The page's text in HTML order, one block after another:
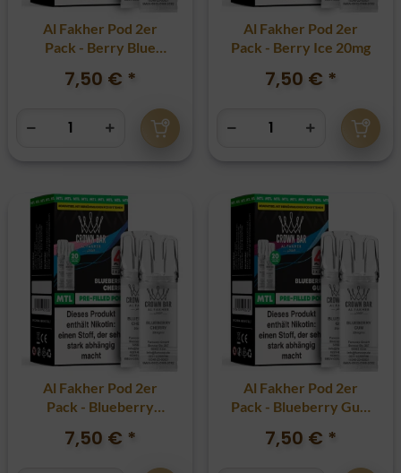
Al Fakher Pod 2er
Pack - Berry Blue
7,50 € *
Al Fakher Pod 2er
Pack - Berry Ice 20mg
7,50 € *
Al Fakher Pod 2er
Pack - Blueberry
7,50 € *
Al Fakher Pod 2er
Pack - Blueberry Gum
7,50 € *